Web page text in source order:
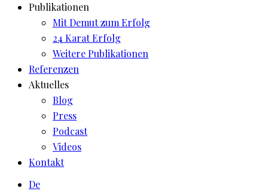
Publikationen
Mit Demut zum Erfolg
24 Karat Erfolg
Weitere Publikationen
Referenzen
Aktuelles
Blog
Press
Podcast
Videos
Kontakt
De